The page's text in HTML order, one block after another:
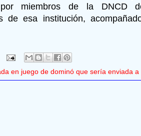
miembros de la DNCD
de esa institución,
en juego de dominó que sería enviada a